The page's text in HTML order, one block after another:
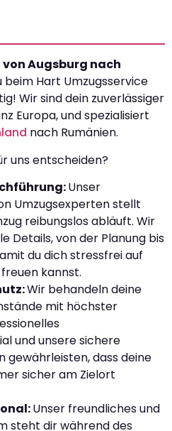
Augsburg nach
beim Hart Umzugsservice
Wir sind dein zuverlässiger
Europa, und spezialisiert
nach Rumänien.
uns entscheiden?
Unser
Umzugsexperten stellt
reibungslos abläuft. Wir
Details, von der Planung bis
du dich stressfrei auf
kannst.
Wir behandeln deine
mit höchster
und unsere sichere
dass deine
sicher am Zielort
Unser freundliches und
steht dir während des